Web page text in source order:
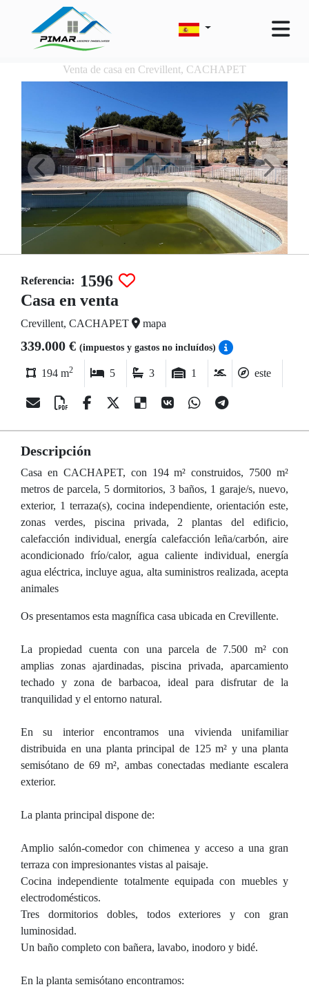
Venta de casa en Crevillent, CACHAPET
Referencia:
1596
Casa en venta
Crevillent, CACHAPET mapa
339.000 € (impuestos y gastos no incluídos)
194 m2 5 3 1 este
Descripción
Casa en CACHAPET, con 194 m² construidos, 7500 m²
metros de parcela, 5 dormitorios, 3 baños, 1 garaje/s, nuevo,
exterior, 1 terraza(s), cocina independiente, orientación este,
zonas verdes, piscina privada, 2 plantas del edificio,
calefacción individual, energía calefacción leña/carbón, aire
acondicionado frío/calor, agua caliente individual, energía
agua eléctrica, incluye agua, alta suministros realizada, acepta
animales
Os presentamos esta magnífica casa ubicada en Crevillente.
La propiedad cuenta con una parcela de 7.500 m² con
amplias zonas ajardinadas, piscina privada, aparcamiento
techado y zona de barbacoa, ideal para disfrutar de la
tranquilidad y el entorno natural.
En su interior encontramos una vivienda unifamiliar
distribuida en una planta principal de 125 m² y una planta
semisótano de 69 m², ambas conectadas mediante escalera
exterior.
La planta principal dispone de:
Amplio salón-comedor con chimenea y acceso a una gran
terraza con impresionantes vistas al paisaje.
Cocina independiente totalmente equipada con muebles y
electrodomésticos.
Tres dormitorios dobles, todos exteriores y con gran
luminosidad.
Un baño completo con bañera, lavabo, inodoro y bidé.
En la planta semisótano encontramos: